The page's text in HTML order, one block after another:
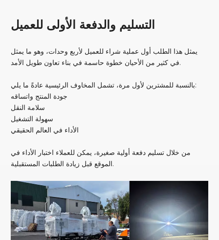
التسليم والدفعة الأولى للعميل
يمثل هذا الطلب أول عملية شراء للعميل لأربع وحدات، وهو ما يمثل
في كثير من الأحيان خطوة حاسمة في بناء تعاون طويل الأمد.
بالنسبة للمشترين لأول مرة، تشمل المخاوف الرئيسية عادةً ما يلي:
جودة المنتج واتساقه
سلامة النقل
سهولة التشغيل
الأداء في العالم الحقيقي
من خلال تسليم دفعة أولية صغيرة، يمكن للعملاء اختبار الأداء في
الموقع قبل زيادة الطلبات المستقبلية.